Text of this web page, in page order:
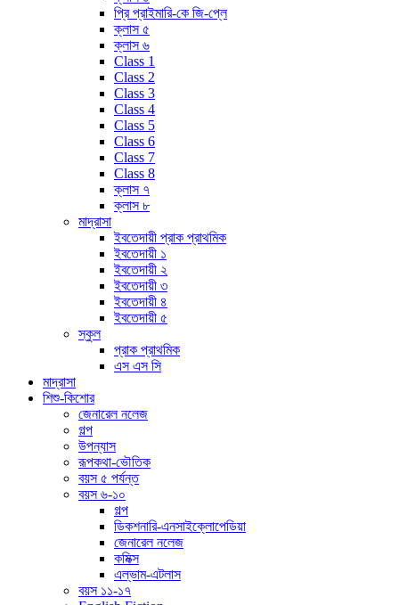
প্রি প্রাইমারি-কে জি-প্লে
ক্লাস ৫
ক্লাস ৬
Class 1
Class 2
Class 3
Class 4
Class 5
Class 6
Class 7
Class 8
ক্লাস ৭
ক্লাস ৮
মাদ্রাসা
ইবতেদায়ী প্রাক প্রাথমিক
ইবতেদায়ী ১
ইবতেদায়ী ২
ইবতেদায়ী ৩
ইবতেদায়ী ৪
ইবতেদায়ী ৫
স্কুল
প্রাক প্রাথমিক
এস এস সি
মাদ্রাসা
শিশু-কিশোর
জেনারেল নলেজ
গল্প
উপন্যাস
রূপকথা-ভৌতিক
বয়স ৫ পর্যন্ত
বয়স ৬-১০
গল্প
ডিকশনারি-এনসাইক্লোপেডিয়া
জেনারেল নলেজ
কমিক্স
এল্ভাম-এটলাস
বয়স ১১-১৭